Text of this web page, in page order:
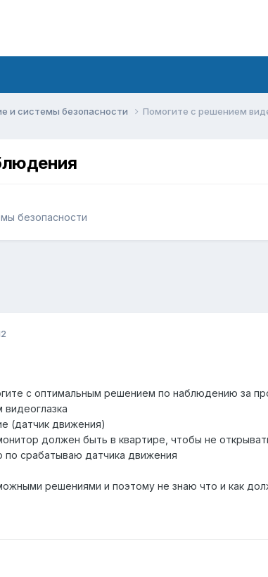
и системы безопасности Помогите с решением
безопасности
с оптимальным решением по наблюдению за
(датчик движения)
должен быть в квартире, чтобы не
по срабатываю датчика движения
решениями и поэтому не знаю что и как